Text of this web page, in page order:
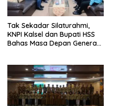
Tak Sekadar Silaturahmi,
KNPI Kalsel dan Bupati HSS
Bahas Masa Depan Generasi